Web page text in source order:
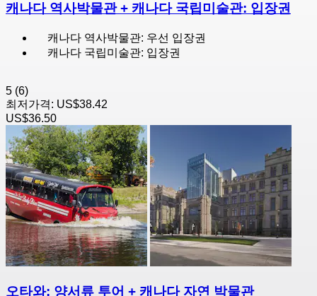
캐나다 역사박물관 + 캐나다 국립미술관: 입장권
캐나다 역사박물관: 우선 입장권
캐나다 국립미술관: 입장권
5 (6)
최저가격: US$38.42
US$36.50
오타와: 양서류 투어 + 캐나다 자연 박물관